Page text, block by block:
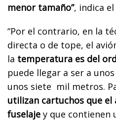
menor tamaño”, indica
“Por el contrario, en la
directa o de tope, el
la temperatura es del
puede llegar a ser a
unos siete mil metros.
utilizan cartuchos que el
fuselaje y que contienen